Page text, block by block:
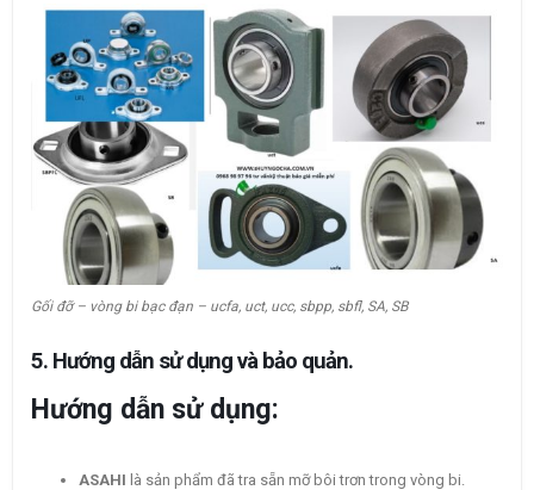
Gối đỡ – vòng bi bạc đạn – ucfa, uct, ucc, sbpp, sbfl, SA, SB
5. Hướng dẫn sử dụng và bảo quản.
Hướng dẫn sử dụng:
ASAHI là sản phẩm đã tra sẵn mỡ bôi trơn trong vòng bi.